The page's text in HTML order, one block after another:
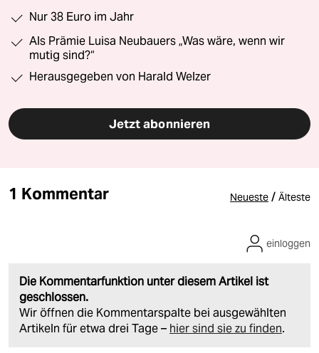
Nur 38 Euro im Jahr
Als Prämie Luisa Neubauers „Was wäre, wenn wir
mutig sind?“
Herausgegeben von Harald Welzer
Jetzt abonnieren
1 Kommentar Neueste / Älteste
Die Kommentarfunktion unter diesem Artikel ist
geschlossen.
Wir öffnen die Kommentarspalte bei ausgewählten
Artikeln für etwa drei Tage – hier sind sie zu finden.
einloggen